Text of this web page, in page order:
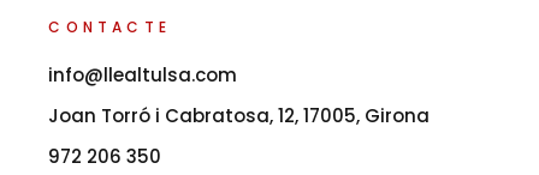
CONTACTE
info@llealtulsa.com
Joan Torró i Cabratosa, 12, 17005, Girona
972 206 350